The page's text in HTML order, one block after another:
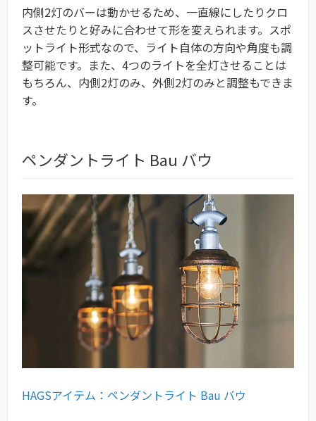
内側2灯のバーは動かせるため、一直線にしたりクロ
スさせたりと好みに合わせて形を変えられます。スポ
ットライト形式なので、ライト自体の方向や角度も調
整可能です。また、4つのライトを全灯させることは
もちろん、内側2灯のみ、外側2灯のみと調整もできま
す。
ペンダントライト Bau バウ
HAGSアイテム：ペンダントライト Bau バウ